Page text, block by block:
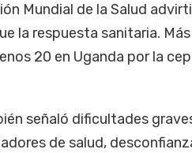
Mundial de la Salud
la respuesta sanitaria.
20 en Uganda por la
señaló dificultades
de salud,